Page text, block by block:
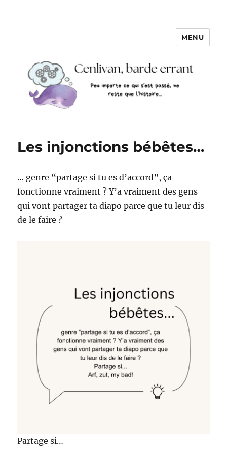
MENU
Les injonctions bébêtes…
… genre “partage si tu es d’accord”, ça
fonctionne vraiment ? Y’a vraiment des gens
qui vont partager ta diapo parce que tu leur dis
de le faire ?
Partage si…